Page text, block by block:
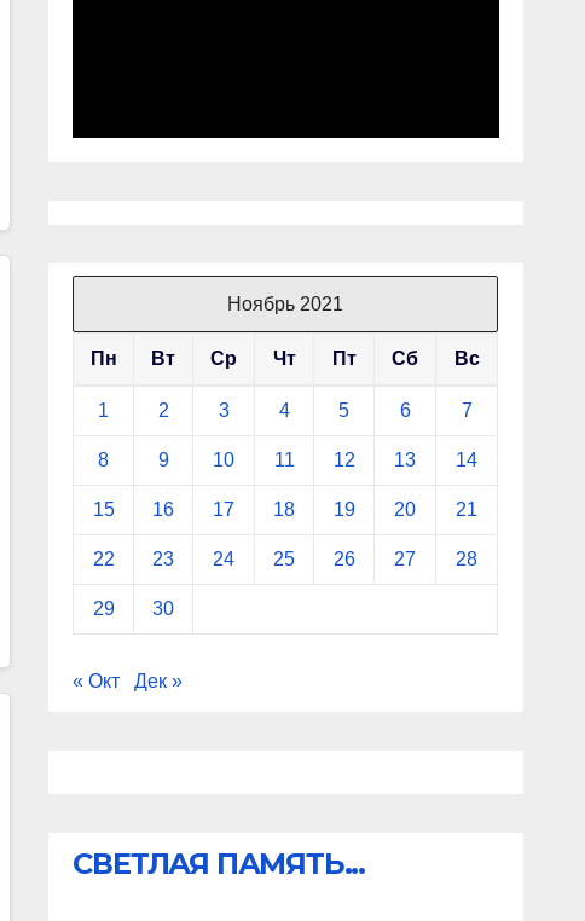
Ноябрь 2021
Пн Вт Ср Чт Пт Сб Вс
1 2 3 4 5 6 7
8 9 10 11 12 13 14
15 16 17 18 19 20 21
22 23 24 25 26 27 28
29 30
« Окт Дек »
СВЕТЛАЯ ПАМЯТЬ...